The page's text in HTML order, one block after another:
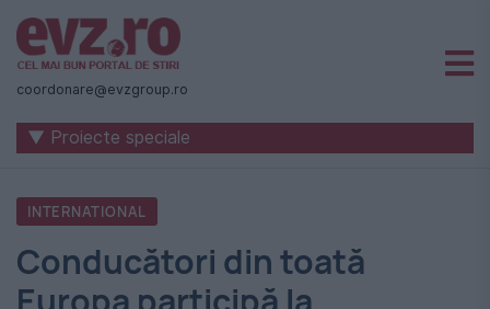
Știri
naționale
internaționale
România
-
Evenimentul
coordonare@evzgroup.ro
▼ Proiecte speciale
INTERNATIONAL
Conducători din toată